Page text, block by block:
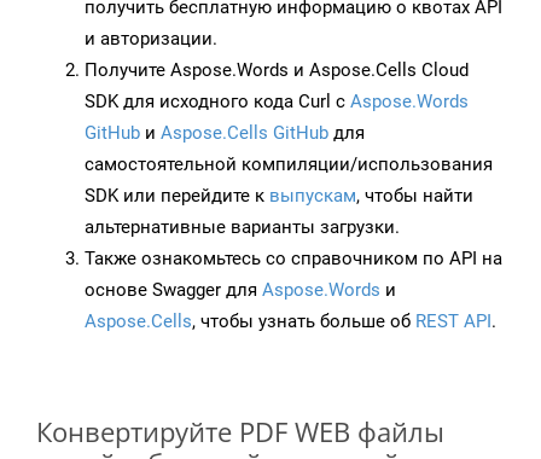
получить бесплатную информацию о квотах API
и авторизации.
Получите Aspose.Words и Aspose.Cells Cloud
SDK для исходного кода Curl с Aspose.Words
GitHub и Aspose.Cells GitHub для
самостоятельной компиляции/использования
SDK или перейдите к выпускам, чтобы найти
альтернативные варианты загрузки.
Также ознакомьтесь со справочником по API на
основе Swagger для Aspose.Words и
Aspose.Cells, чтобы узнать больше об REST API.
Конвертируйте PDF WEB файлы